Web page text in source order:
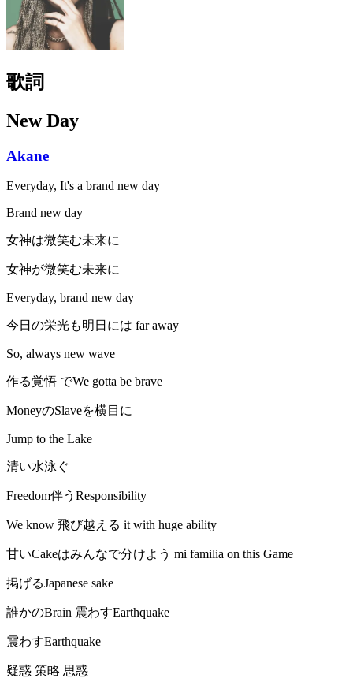
歌詞
New Day
Akane
Everyday, It's a brand new day
Brand new day
女神は微笑む未来に
女神が微笑む未来に
Everyday, brand new day
今日の栄光も明日には far away
So, always new wave
作る覚悟 でWe gotta be brave
MoneyのSlaveを横目に
Jump to the Lake
清い水泳ぐ
Freedom伴うResponsibility
We know 飛び越える it with huge ability
甘いCakeはみんなで分けよう mi familia on this Game
掲げるJapanese sake
誰かのBrain 震わすEarthquake
震わすEarthquake
疑惑 策略 思惑